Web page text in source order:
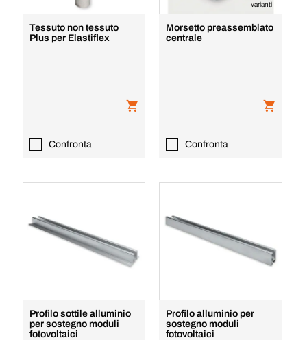
Tessuto non tessuto
Plus per Elastiflex
Confronta
varianti
Morsetto preassemblato
centrale
Confronta
Profilo sottile alluminio
per sostegno moduli
fotovoltaici
Profilo alluminio per
sostegno moduli
fotovoltaici